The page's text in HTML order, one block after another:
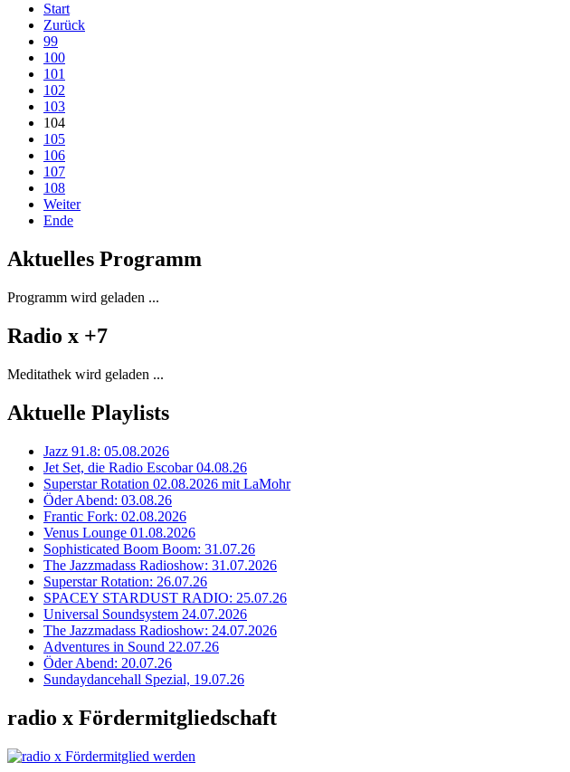
Start
Zurück
99
100
101
102
103
104
105
106
107
108
Weiter
Ende
Aktuelles Programm
Programm wird geladen ...
Radio x +7
Meditathek wird geladen ...
Aktuelle Playlists
Jazz 91.8: 05.08.2026
Jet Set, die Radio Escobar 04.08.26
Superstar Rotation 02.08.2026 mit LaMohr
Öder Abend: 03.08.26
Frantic Fork: 02.08.2026
Venus Lounge 01.08.2026
Sophisticated Boom Boom: 31.07.26
The Jazzmadass Radioshow: 31.07.2026
Superstar Rotation: 26.07.26
SPACEY STARDUST RADIO: 25.07.26
Universal Soundsystem 24.07.2026
The Jazzmadass Radioshow: 24.07.2026
Adventures in Sound 22.07.26
Öder Abend: 20.07.26
Sundaydancehall Spezial, 19.07.26
radio x Fördermitgliedschaft